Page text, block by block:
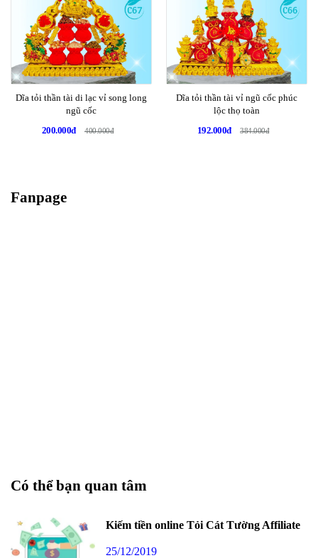
Dĩa tỏi thần tài di lạc vỉ song long
ngũ cốc
200.000đ
400.000đ
Dĩa tỏi thần tài vỉ ngũ cốc phúc
lộc thọ toàn
192.000đ
384.000đ
Fanpage
Có thể bạn quan tâm
Kiếm tiền online Tỏi Cát Tường Affiliate
25/12/2019